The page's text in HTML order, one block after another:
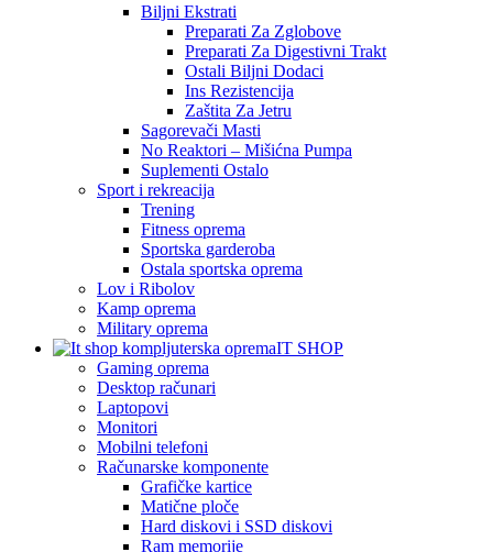
Biljni Ekstrati
Preparati Za Zglobove
Preparati Za Digestivni Trakt
Ostali Biljni Dodaci
Ins Rezistencija
Zaštita Za Jetru
Sagorevači Masti
No Reaktori – Mišićna Pumpa
Suplementi Ostalo
Sport i rekreacija
Trening
Fitness oprema
Sportska garderoba
Ostala sportska oprema
Lov i Ribolov
Kamp oprema
Military oprema
IT SHOP
Gaming oprema
Desktop računari
Laptopovi
Monitori
Mobilni telefoni
Računarske komponente
Grafičke kartice
Matične ploče
Hard diskovi i SSD diskovi
Ram memorije